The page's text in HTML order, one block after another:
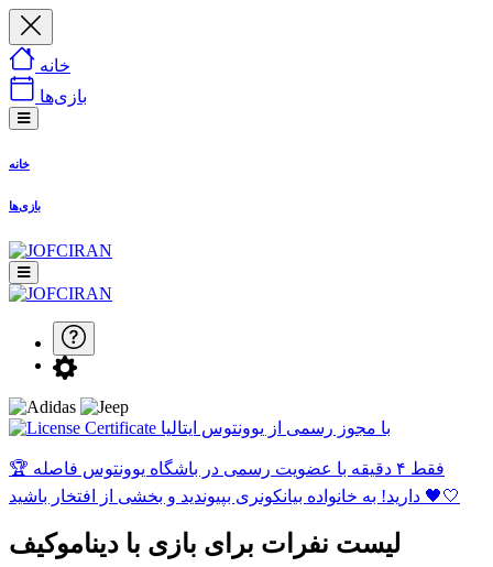
خانه
بازی‌ها
خانه
بازی‌ها
با مجوز رسمی از یوونتوس ایتالیا
🏆 فقط ۴ دقیقه با عضویت رسمی در باشگاه یوونتوس فاصله
دارید! به خانواده بیانکونری بپیوندید و بخشی از افتخار باشید 🖤🤍
لیست نفرات برای بازی با دیناموکیف